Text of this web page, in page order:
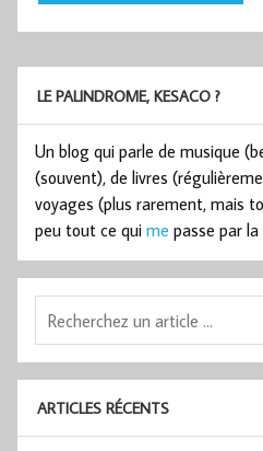
LE PALINDROME, KESACO ?
Un blog qui parle de musique
(souvent), de livres
voyages (plus rarement, mais
peu tout ce qui me passe par
ARTICLES RÉCENTS